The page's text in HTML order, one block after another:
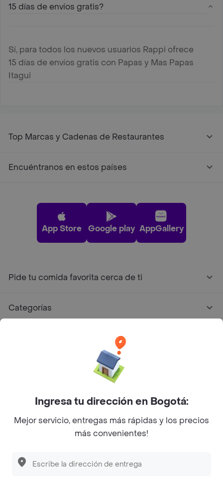
Descubre las PROMOCIONES que tenemos
15 días de envíos gratis?
Sí, para todos los nuevos usuarios Rappi ofrece
15 días de envíos gratis con Papas y Mas Papas
Itagui
Top Marcas y Cadenas de Restaurantes
Encuéntranos en estos países
App Store Google play AppGallery
Pide tu comida favorita cerca de ti
Categorías
Facebook
Twitter
Instagram
©2026Rappi Inc. All rights reserved.
Ingresa tu dirección en Bogotá:
Mejor servicio, entregas más rápidas y los precios
más convenientes!